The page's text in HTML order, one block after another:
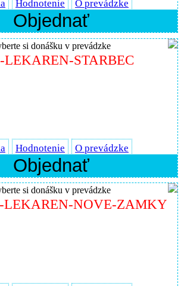
Hodnotenie O prevádzke
Objednať
si donášku v prevádzke
LEKAREN-STARBEC
Hodnotenie O prevádzke
Objednať
si donášku v prevádzke
NOVE-ZAMKY